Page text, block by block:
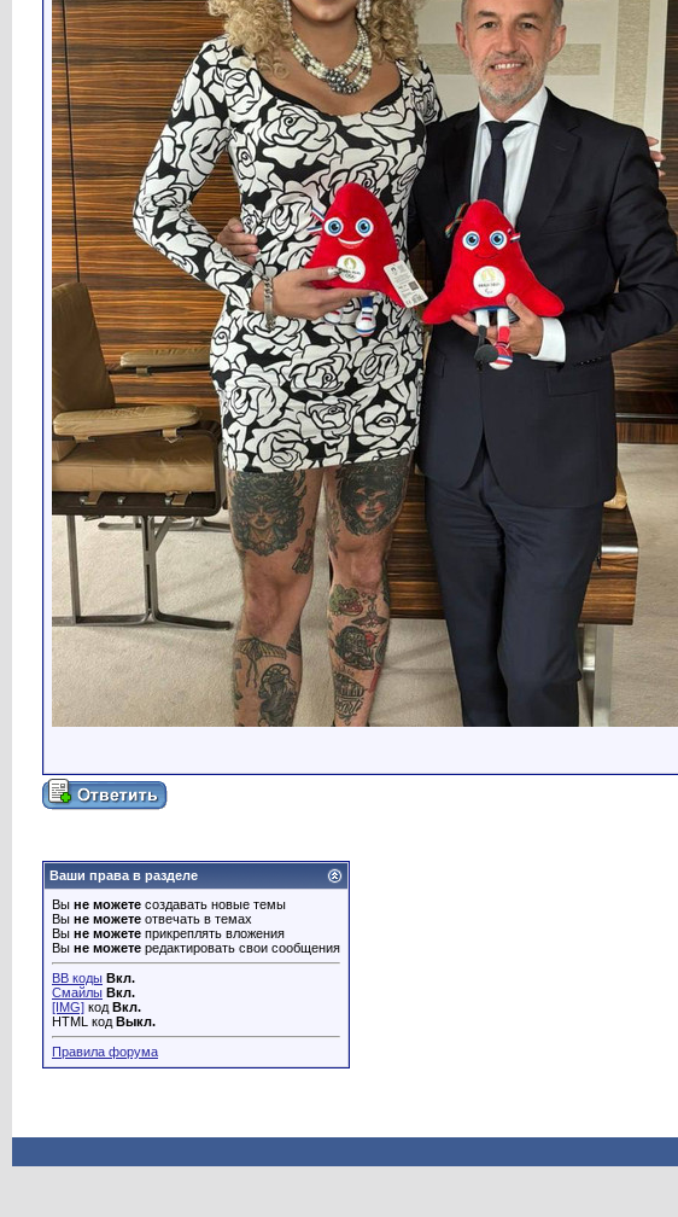
Ваши права в разделе
Вы не можете создавать новые темы
Вы не можете отвечать в темах
Вы не можете прикреплять вложения
Вы не можете редактировать свои сообщения
BB коды Вкл.
Смайлы Вкл.
[IMG] код Вкл.
HTML код Выкл.
Правила форума